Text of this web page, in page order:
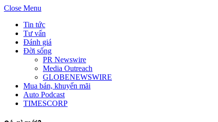
Close Menu
Tin tức
Tư vấn
Đánh giá
Đời sống
PR Newswire
Media Outreach
GLOBENEWSWIRE
Mua bán, khuyến mãi
Auto Podcast
TIMESCORP